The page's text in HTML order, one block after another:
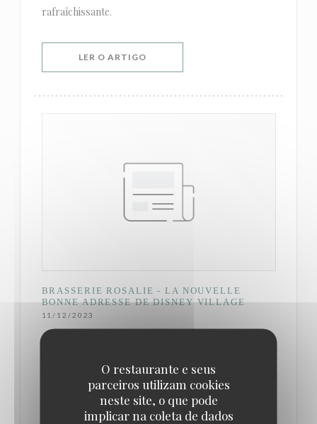
O restaurante e seus
parceiros utilizam cookies
neste site, o que pode
implicar na coleta de dados
rafraîchissante.
LER O ARTIGO((ABRE NUMA NOVA JANELA))
BRASSERIE ROSALIE - LA NOUVELLE
BONNE ADRESSE DE DISNEY VILLAGE
11/12/2023
ne pas dire incompétence) généralisée dans la
gestion de la restauration que la Brasserie Rosalie a
ouvert ses portes à Disneyland Paris avec la